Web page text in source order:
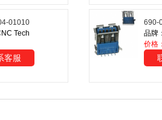
01010
Tech
客服
690-
品牌
价格